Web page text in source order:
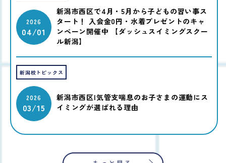
2026
04/01
新潟市西区で4月・5月から子どもの習い事ス
タート！ 入会金0円・水着プレゼントのキャ
ンペーン開催中 【ダッシュスイミングスクー
ル新潟】
新潟校トピックス
2026
03/15
新潟市西区|気管支喘息のお子さまの運動にス
イミングが選ばれる理由